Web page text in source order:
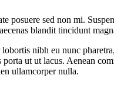
posuere sed non mi.
blandit tincidunt
nibh eu nunc
ut ut lacus. Aenean
ullamcorper nulla.